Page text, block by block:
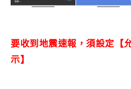
要收到地震速報，須設定【
示】